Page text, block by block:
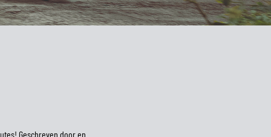
Geschreven door en